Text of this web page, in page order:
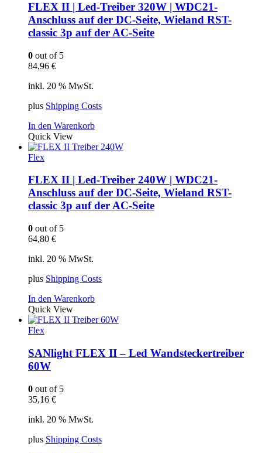
FLEX II | Led-Treiber 320W | WDC21-
Anschluss auf der DC-Seite, Wieland RST-
classic 3p auf der AC-Seite
0 out of 5
84,96 €
inkl. 20 % MwSt.
plus Shipping Costs
In den Warenkorb
Quick View
Flex
FLEX II | Led-Treiber 240W | WDC21-
Anschluss auf der DC-Seite, Wieland RST-
classic 3p auf der AC-Seite
0 out of 5
64,80 €
inkl. 20 % MwSt.
plus Shipping Costs
In den Warenkorb
Quick View
Flex
SANlight FLEX II – Led Wandsteckertreiber
60W
0 out of 5
35,16 €
inkl. 20 % MwSt.
plus Shipping Costs